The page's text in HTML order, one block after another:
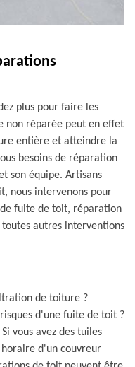
plus pour faire les
non réparée peut en effet
entière et atteindre la
besoins de réparation
son équipe. Artisans
nous intervenons pour
fuite de toit, réparation
autres interventions
de toiture ?
d'une fuite de toit ?
vous avez des tuiles
d'un couvreur